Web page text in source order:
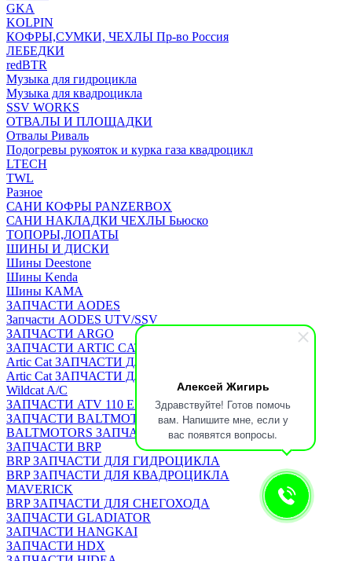
Алексей Жигирь
Здравствуйте! Готов помочь
вам. Напишите мне, если у
вас появятся вопросы.
GKA
KOLPIN
КОФРЫ,СУМКИ, ЧЕХЛЫ Пр-во Россия
ЛЕБЕДКИ
redBTR
Музыка для гидроцикла
Музыка для квадроцикла
SSV WORKS
ОТВАЛЫ И ПЛОЩАДКИ
Отвалы Риваль
Подогревы рукояток и курка газа квадроцикл
LTECH
TWL
Разное
САНИ КОФРЫ PANZERBOX
САНИ НАКЛАДКИ ЧЕХЛЫ Бьюско
ТОПОРЫ,ЛОПАТЫ
ШИНЫ И ДИСКИ
Шины Deestone
Шины Kenda
Шины КАМА
ЗАПЧАСТИ AODES
Запчасти AODES UTV/SSV
ЗАПЧАСТИ ARGO
ЗАПЧАСТИ ARTIC CAT
Artic Cat ЗАПЧАСТИ ДЛЯ КВАДРОЦИКЛА
Artic Cat ЗАПЧАСТИ ДЛЯ СНЕГОХОДА
Wildcat A/C
ЗАПЧАСТИ ATV 110 EAGLE
ЗАПЧАСТИ BALTMOTORS
BALTMOTORS ЗАПЧАСТИ ДЛЯ КВАДРОЦИКЛА
ЗАПЧАСТИ BRP
BRP ЗАПЧАСТИ ДЛЯ ГИДРОЦИКЛА
BRP ЗАПЧАСТИ ДЛЯ КВАДРОЦИКЛА
MAVERICK
BRP ЗАПЧАСТИ ДЛЯ СНЕГОХОДА
ЗАПЧАСТИ GLADIATOR
ЗАПЧАСТИ HANGKAI
ЗАПЧАСТИ HDX